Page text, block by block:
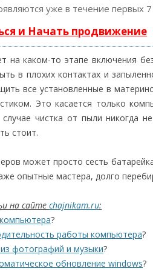
уже в течение первых
и Начать продвижение
на каком-то этапе включения
в плохих контактах и
все установленные в
Это касается только
чистка от пыли никогда
стоит.
может просто сесть
опытные мастера, долго
на сайте chajnikam.ru:
?
работы компьютера?
фотографий и музыки?
обновление windows?